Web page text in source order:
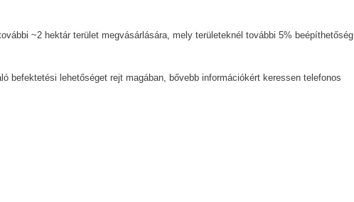
~2 hektár terület megvásárlására, mely területeknél további 5% beépíthetőség
befektetési lehetőséget rejt magában, bővebb információkért keressen telefonos